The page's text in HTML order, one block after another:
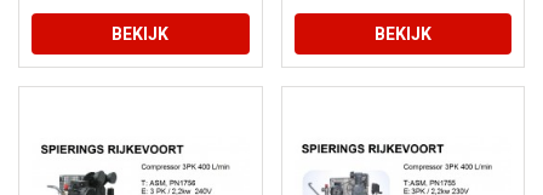
BEKIJK BEKIJK